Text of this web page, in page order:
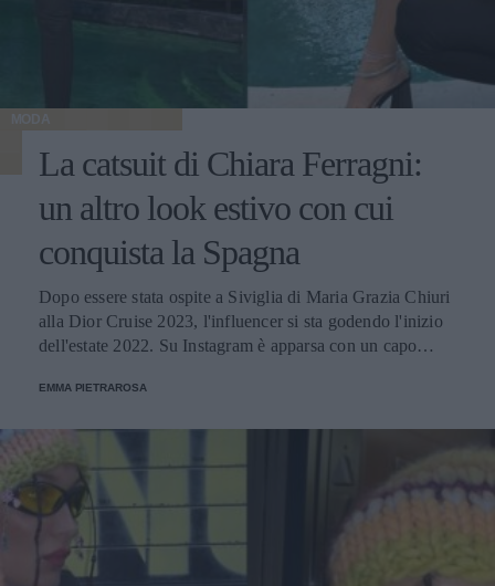
MODA
La catsuit di Chiara Ferragni:
un altro look estivo con cui
conquista la Spagna
Dopo essere stata ospite a Siviglia di Maria Grazia Chiuri
alla Dior Cruise 2023, l'influencer si sta godendo l'inizio
dell'estate 2022. Su Instagram è apparsa con un capo
EMMA PIETRAROSA